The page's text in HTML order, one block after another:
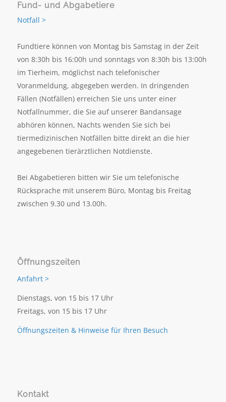
Fund- und Abgabetiere
Notfall >
Fundtiere können von Montag bis Samstag in der Zeit
von 8:30h bis 16:00h und sonntags von 8:30h bis 13:00h
im Tierheim, möglichst nach telefonischer
Voranmeldung, abgegeben werden. In dringenden
Fällen (Notfällen) erreichen Sie uns unter einer
Notfallnummer, die Sie auf unserer Bandansage
abhören können, Nachts wenden Sie sich bei
tiermedizinischen Notfällen bitte direkt an die hier
angegebenen tierärztlichen Notdienste.
Bei Abgabetieren bitten wir Sie um telefonische
Rücksprache mit unserem Büro, Montag bis Freitag
zwischen 9.30 und 13.00h.
Öffnungszeiten
Anfahrt >
Dienstags, von 15 bis 17 Uhr
Freitags, von 15 bis 17 Uhr
Öffnungszeiten & Hinweise für Ihren Besuch
Kontakt